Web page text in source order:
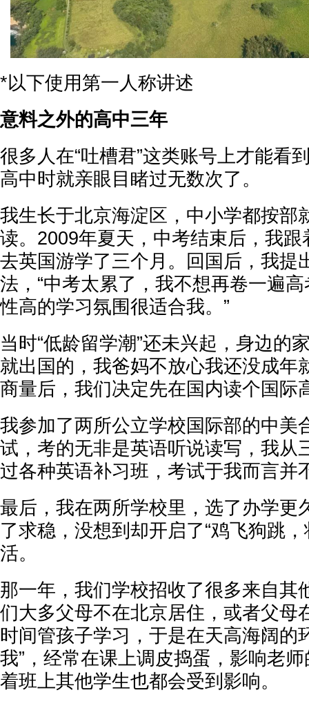
*以下使用第一人称讲述
意料之外的高中三年
很多人在“吐槽君”这类账号上才能看
高中时就亲眼目睹过无数次了。
我生长于北京海淀区，中小学都按部
读。2009年夏天，中考结束后，我
去英国游学了三个月。回国后，我提
法，“中考太累了，我不想再卷一遍
性高的学习氛围很适合我。”
当时“低龄留学潮”还未兴起，身边的
就出国的，我爸妈不放心我还没成年
商量后，我们决定先在国内读个国际
我参加了两所公立学校国际部的中美
试，考的无非是英语听说读写，我从
过各种英语补习班，考试于我而言并
最后，我在两所学校里，选了办学更
了求稳，没想到却开启了“鸡飞狗跳
活。
那一年，我们学校招收了很多来自其
们大多父母不在北京居住，或者父母
时间管孩子学习，于是在天高海阔的
我”，经常在课上调皮捣蛋，影响老
着班上其他学生也都会受到影响。